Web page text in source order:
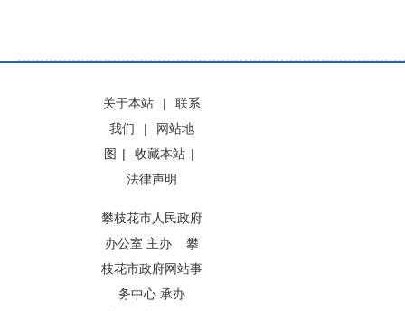
关于本站 |
联系
我们
|
网站地
图 | 收藏本站 |
法律声明
攀枝花市人民政府
办公室 主办 攀
枝花市政府网站事
务中心 承办